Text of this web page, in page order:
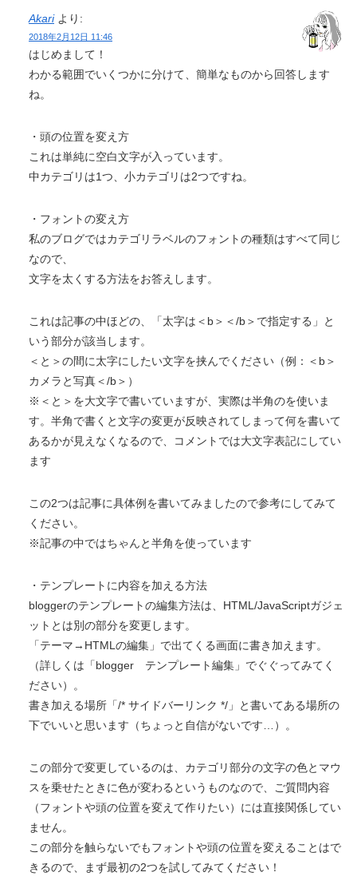
Akari より:
2018年2月12日 11:46
はじめまして！
わかる範囲でいくつかに分けて、簡単なものから回答します
ね。
・頭の位置を変え方
これは単純に空白文字が入っています。
中カテゴリは1つ、小カテゴリは2つですね。
・フォントの変え方
私のブログではカテゴリラベルのフォントの種類はすべて同じ
なので、
文字を太くする方法をお答えします。
これは記事の中ほどの、「太字は＜b＞＜/b＞で指定する」と
いう部分が該当します。
＜と＞の間に太字にしたい文字を挟んでください（例：＜b＞
カメラと写真＜/b＞）
※＜と＞を大文字で書いていますが、実際は半角のを使いま
す。半角で書くと文字の変更が反映されてしまって何を書いて
あるかが見えなくなるので、コメントでは大文字表記にしてい
ます
この2つは記事に具体例を書いてみましたので参考にしてみて
ください。
※記事の中ではちゃんと半角を使っています
・テンプレートに内容を加える方法
bloggerのテンプレートの編集方法は、HTML/JavaScriptガジェ
ットとは別の部分を変更します。
「テーマ→HTMLの編集」で出てくる画面に書き加えます。
（詳しくは「blogger テンプレート編集」でぐぐってみてく
ださい）。
書き加える場所「/* サイドバーリンク */」と書いてある場所の
下でいいと思います（ちょっと自信がないです…）。
この部分で変更しているのは、カテゴリ部分の文字の色とマウ
スを乗せたときに色が変わるというものなので、ご質問内容
（フォントや頭の位置を変えて作りたい）には直接関係してい
ません。
この部分を触らないでもフォントや頭の位置を変えることはで
きるので、まず最初の2つを試してみてください！